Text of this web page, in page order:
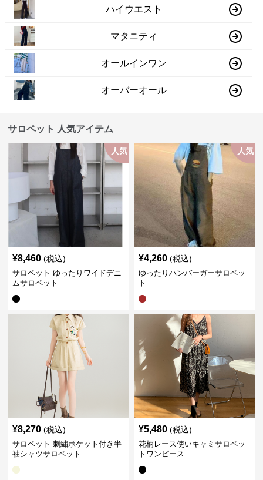
ハイウエスト
マタニティ
オールインワン
オーバーオール
サロペット 人気アイテム
人気
¥8,460 (税込)
サロペット ゆったりワイドデニ
ムサロペット
人気
¥4,260 (税込)
ゆったりハンバーガーサロペッ
ト
¥8,270 (税込)
サロペット 刺繍ポケット付き半
袖シャツサロペット
¥5,480 (税込)
花柄レース使いキャミサロペッ
トワンピース